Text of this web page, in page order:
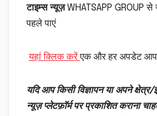
टाइम्स न्यूज़WHATSAPP GROUP
पहले पाएं
यहां क्लिक करेंएक और हर अपडेट
यदि आप किसी विज्ञापन या अपने
न्यूज़ प्लेटफ़ॉर्म पर प्रकाशित कराना